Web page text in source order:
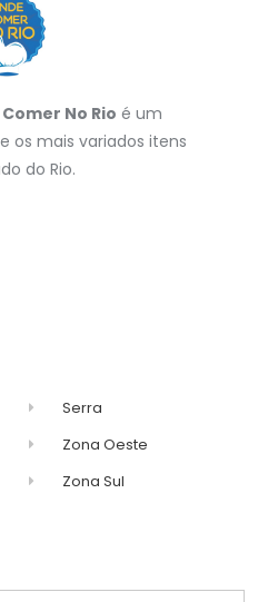
No Rio é um
os mais variados itens
do Rio.
Serra
Zona Oeste
Zona Sul